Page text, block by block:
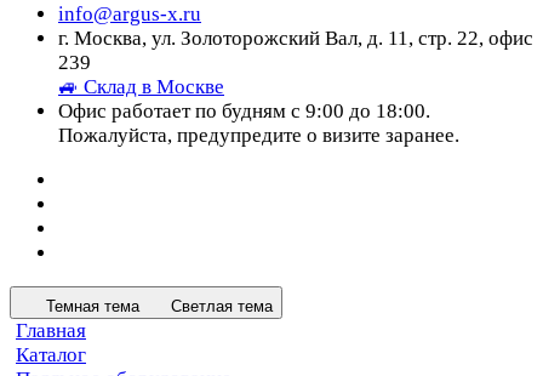
info@argus-x.ru
г. Москва, ул. Золоторожский Вал, д. 11, стр. 22, офис
239
🚙 Склад в Москве
Офис работает по будням с 9:00 до 18:00.
Пожалуйста, предупредите о визите заранее.
Темная тема Светлая тема
Главная
Каталог